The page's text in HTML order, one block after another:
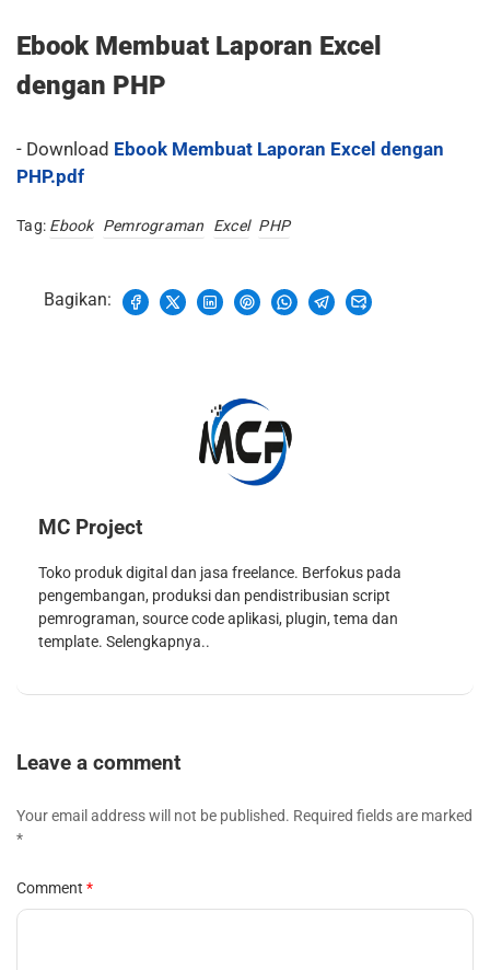
Ebook Membuat Laporan Excel
dengan PHP
- Download Ebook Membuat Laporan Excel dengan
PHP.pdf
Tag: Ebook Pemrograman Excel PHP
Bagikan:
MC Project
Toko produk digital dan jasa freelance. Berfokus pada
pengembangan, produksi dan pendistribusian script
pemrograman, source code aplikasi, plugin, tema dan
template. Selengkapnya..
Leave a comment
Your email address will not be published. Required fields are marked
*
Comment